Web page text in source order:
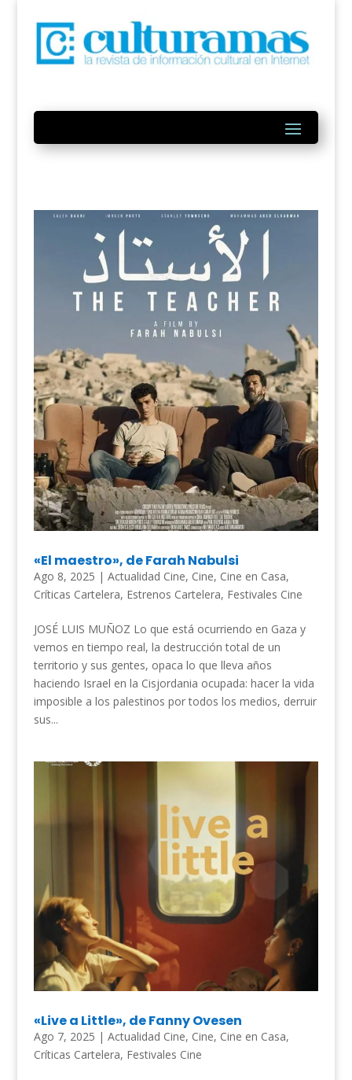
«El maestro», de Farah Nabulsi
Ago 8, 2025 | Actualidad Cine, Cine, Cine en Casa,
Críticas Cartelera, Estrenos Cartelera, Festivales Cine
JOSÉ LUIS MUÑOZ Lo que está ocurriendo en Gaza y
vemos en tiempo real, la destrucción total de un
territorio y sus gentes, opaca lo que lleva años
haciendo Israel en la Cisjordania ocupada: hacer la vida
imposible a los palestinos por todos los medios, derruir
sus...
«Live a Little», de Fanny Ovesen
Ago 7, 2025 | Actualidad Cine, Cine, Cine en Casa,
Críticas Cartelera, Festivales Cine